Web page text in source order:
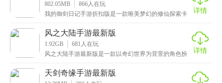
802.05MB 866人在玩
我的御剑日记手游折扣版是一款唯美梦幻的修仙探索卡
仙气
详情
风之大陆手游最新版
1.92GB 681 人在玩
风之大陆手游最新版是一款以奇幻世界为背景的角色扮
景，
详情
天剑奇缘手游最新版